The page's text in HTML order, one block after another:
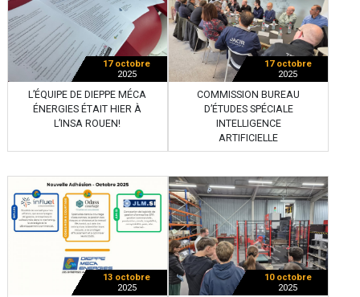
17 octobre
2025
L’ÉQUIPE DE DIEPPE MÉCA
ÉNERGIES ÉTAIT HIER À
L’INSA ROUEN!
17 octobre
2025
COMMISSION BUREAU
D’ÉTUDES SPÉCIALE
INTELLIGENCE
ARTIFICIELLE
13 octobre
2025
10 octobre
2025